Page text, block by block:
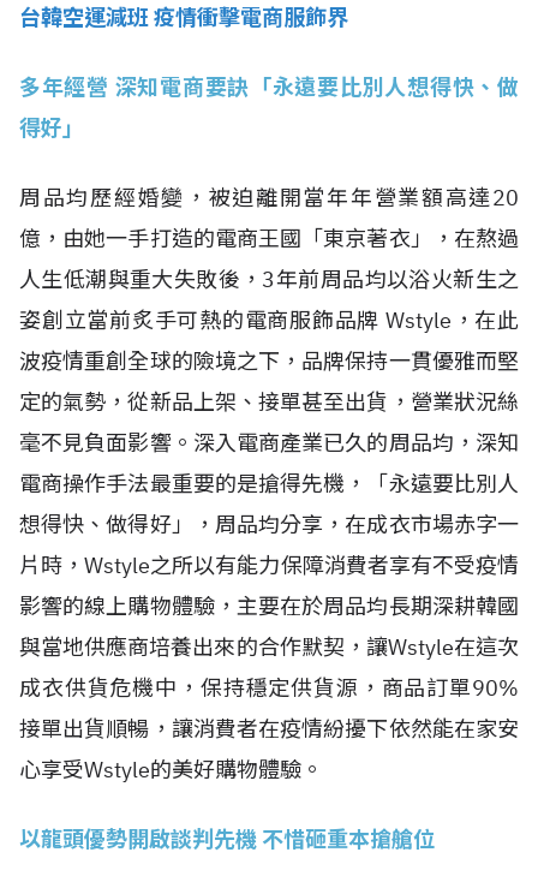
台韓空運減班 疫情衝擊電商服飾界
多年經營 深知電商要訣「永遠要比別人想得快、做
得好」
周品均歷經婚變，被迫離開當年年營業額高達20
億，由她一手打造的電商王國「東京著衣」，在熬過
人生低潮與重大失敗後，3年前周品均以浴火新生之
姿創立當前炙手可熱的電商服飾品牌 Wstyle，在此
波疫情重創全球的險境之下，品牌保持一貫優雅而堅
定的氣勢，從新品上架、接單甚至出貨，營業狀況絲
毫不見負面影響。深入電商產業已久的周品均，深知
電商操作手法最重要的是搶得先機，「永遠要比別人
想得快、做得好」，周品均分享，在成衣市場赤字一
片時，Wstyle之所以有能力保障消費者享有不受疫情
影響的線上購物體驗，主要在於周品均長期深耕韓國
與當地供應商培養出來的合作默契，讓Wstyle在這次
成衣供貨危機中，保持穩定供貨源，商品訂單90%
接單出貨順暢，讓消費者在疫情紛擾下依然能在家安
心享受Wstyle的美好購物體驗。
以龍頭優勢開啟談判先機 不惜砸重本搶艙位